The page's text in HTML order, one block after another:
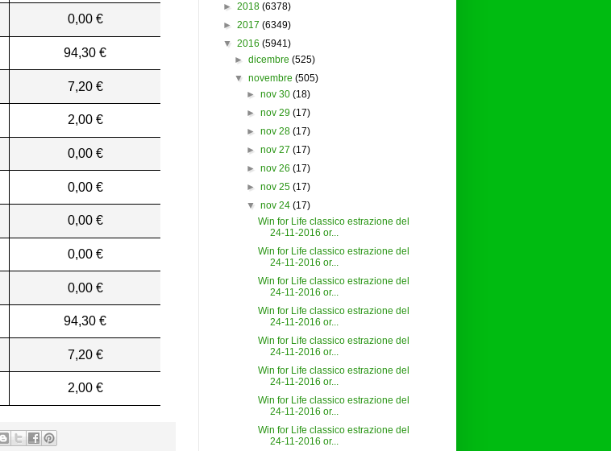
0,00 €
94,30 €
7,20 €
2,00 €
0,00 €
0,00 €
0,00 €
0,00 €
0,00 €
94,30 €
7,20 €
2,00 €
► 2018 (6378)
► 2017 (6349)
▼ 2016 (5941)
►dicembre (525)
▼ novembre (505)
► nov 30 (18)
► nov 29 (17)
► nov 28 (17)
► nov 27 (17)
► nov 26 (17)
► nov 25 (17)
▼ nov 24 (17)
Win for Life classico estrazione del
24-11-2016 or...
Win for Life classico estrazione del
24-11-2016 or...
Win for Life classico estrazione del
24-11-2016 or...
Win for Life classico estrazione del
24-11-2016 or...
Win for Life classico estrazione del
24-11-2016 or...
Win for Life classico estrazione del
24-11-2016 or...
Win for Life classico estrazione del
24-11-2016 or...
Win for Life classico estrazione del
24-11-2016 or...